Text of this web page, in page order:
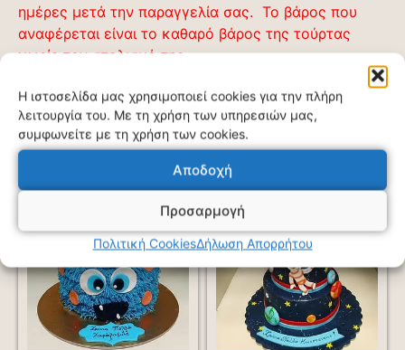
Η ιστοσελίδα μας χρησιμοποιεί cookies για την πλήρη
λειτουργία του. Με τη χρήση των υπηρεσιών μας,
συμφωνείτε με τη χρήση των cookies.
Αποδοχή
Προσαρμογή
Πολιτική CookiesΔήλωση Απορρήτου
ημέρες μετά την παραγγελία σας. Το βάρος που
αναφέρεται είναι το καθαρό βάρος της τούρτας
χωρίς τον στολισμό της.
Σχετικά προϊόντα